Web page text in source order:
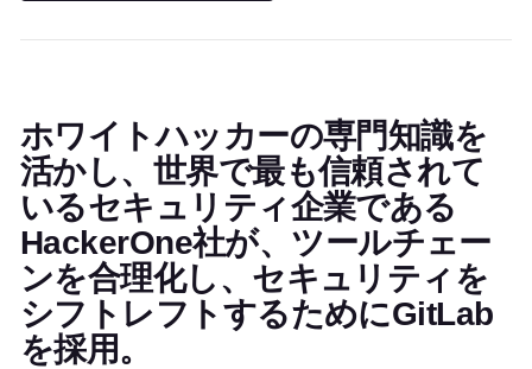
ホワイトハッカーの専門知識を
活かし、世界で最も信頼されて
いるセキュリティ企業である
HackerOne社が、ツールチェー
ンを合理化し、セキュリティを
シフトレフトするためにGitLab
を採用。